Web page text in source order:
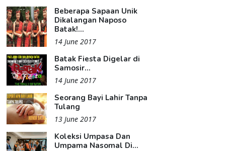
Beberapa Sapaan Unik
Dikalangan Naposo
Batak!...
14 June 2017
Batak Fiesta Digelar di
Samosir...
14 June 2017
Seorang Bayi Lahir Tanpa
Tulang
13 June 2017
Koleksi Umpasa Dan
Umpama Nasomal Di...